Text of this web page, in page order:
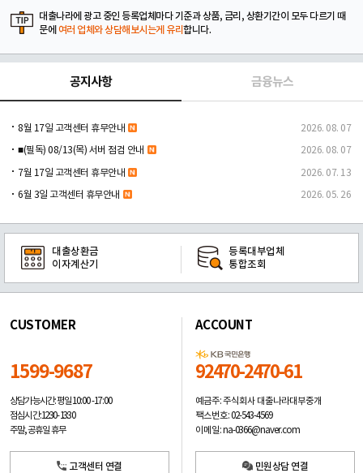
대출나라에 광고 중인 등록업체마다 기준과 상품, 금리, 상환기간이 모두 다르기 때
문에 여러 업체와 상담해보시는게 유리합니다.
공지사항 금융뉴스
8월 17일 고객센터 휴무안내 2026. 08. 07
■(필독) 08/13(목) 서버 점검 안내 2026. 08. 07
7월 17일 고객센터 휴무안내 2026. 07. 13
6월 3일 고객센터 휴무안내 2026. 05. 26
대출상환금
이자계산기
등록대부업체
통합조회
CUSTOMER
1599-9687
상담가능시간: 평일10:00 -17:00
점심시간: 12:30 - 13:30
주말, 공휴일 휴무
고객센터 연결
ACCOUNT
92470-2470-61
예금주: 주식회사 대출나라대부중개
팩스번호: 02-543-4569
이메일: na-0366@naver.com
민원상담 연결